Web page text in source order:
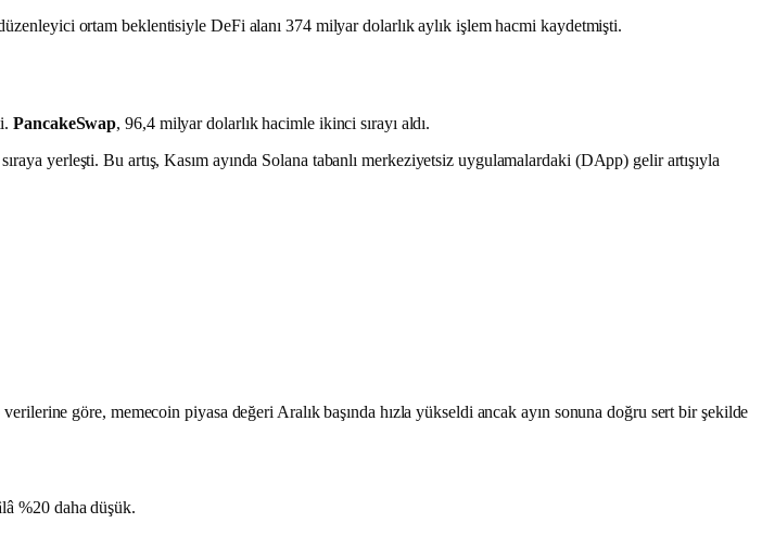
ortam beklentisiyle DeFi alanı 374 milyar dolarlık aylık işlem hacmi kaydetmişti.
PancakeSwap, 96,4 milyar dolarlık hacimle ikinci sırayı aldı.
yerleşti. Bu artış, Kasım ayında Solana tabanlı merkeziyetsiz uygulamalardaki (DApp) gelir artışıyla
göre, memecoin piyasa değeri Aralık başında hızla yükseldi ancak ayın sonuna doğru sert bir şekilde
%20 daha düşük.